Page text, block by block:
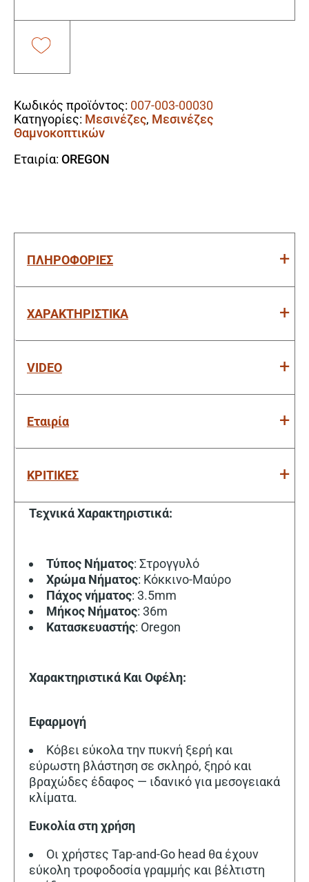
Κωδικός προϊόντος: 007-003-00030
Κατηγορίες: Μεσινέζες, Μεσινέζες
Θαμνοκοπτικών
Εταιρία: OREGON
ΠΛΗΡΟΦΟΡΙΕΣ
ΧΑΡΑΚΤΗΡΙΣΤΙΚΑ
VIDEO
Εταιρία
ΚΡΙΤΙΚΕΣ
Τεχνικά Χαρακτηριστικά:
Τύπος Νήματος: Στρογγυλό
Χρώμα Νήματος: Κόκκινο-Μαύρο
Πάχος νήματος: 3.5mm
Μήκος Νήματος: 36m
Κατασκευαστής: Oregon
Χαρακτηριστικά Και Οφέλη:
Εφαρμογή
Κόβει εύκολα την πυκνή ξερή και
εύρωστη βλάστηση σε σκληρό, ξηρό και
βραχώδες έδαφος — ιδανικό για μεσογειακά
κλίματα.
Ευκολία στη χρήση
Οι χρήστες Tap-and-Go head θα έχουν
εύκολη τροφοδοσία γραμμής και βέλτιστη